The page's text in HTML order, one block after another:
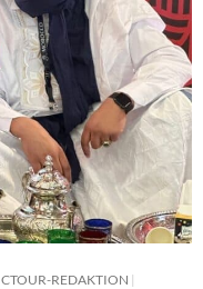
CTOUR-REDAKTION